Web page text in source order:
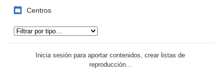
Centros
Inicia sesión para aportar contenidos, crear listas de
reproducción...